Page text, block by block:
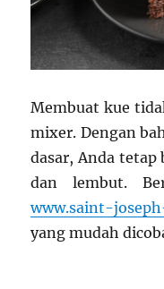
Membuat kue
mixer. Dengan
dasar, Anda tetap
dan lembut.
www.saint-
yang mudah